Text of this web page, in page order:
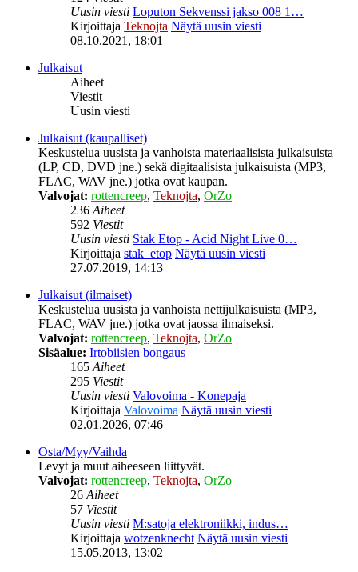
Uusin viesti Loputon Sekvenssi jakso 008 1…
Kirjoittaja Teknojta Näytä uusin viesti
08.10.2021, 18:01
Julkaisut
Aiheet
Viestit
Uusin viesti
Julkaisut (kaupalliset)
Keskustelua uusista ja vanhoista materiaalisista julkaisuista
(LP, CD, DVD jne.) sekä digitaalisista julkaisuista (MP3,
FLAC, WAV jne.) jotka ovat kaupan.
Valvojat: rottencreep, Teknojta, OrZo
236Aiheet
592 Viestit
Uusin viesti Stak Etop - Acid Night Live 0…
Kirjoittaja stak_etop Näytä uusin viesti
27.07.2019, 14:13
Julkaisut (ilmaiset)
Keskustelua uusista ja vanhoista nettijulkaisuista (MP3,
FLAC, WAV jne.) jotka ovat jaossa ilmaiseksi.
Valvojat: rottencreep, Teknojta, OrZo
Sisäalue: Irtobiisien bongaus
165Aiheet
295 Viestit
Uusin viesti Valovoima - Konepaja
Kirjoittaja Valovoima Näytä uusin viesti
02.01.2026, 07:46
Osta/Myy/Vaihda
Levyt ja muut aiheeseen liittyvät.
Valvojat: rottencreep, Teknojta, OrZo
26Aiheet
57 Viestit
Uusin viesti M:satoja elektroniikki, indus…
Kirjoittaja wotzenknecht Näytä uusin viesti
15.05.2013, 13:02